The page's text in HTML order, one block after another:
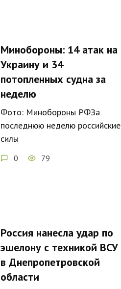
Минобороны: 14 атак на
Украину и 34
потопленных судна за
неделю
Фото: Минобороны РФЗа
последнюю неделю российские
силы
0 79
Россия нанесла удар по
эшелону с техникой ВСУ
в Днепропетровской
области